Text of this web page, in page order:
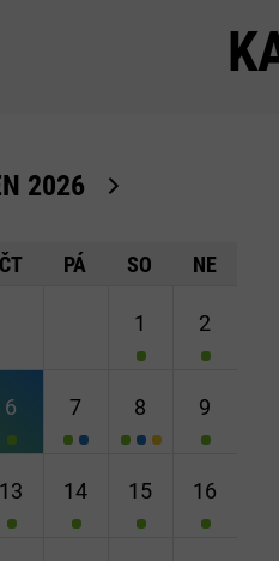
<Dříve
2026
ČT PÁ SO NE
1 2
6 7 8 9
13 14 15 16